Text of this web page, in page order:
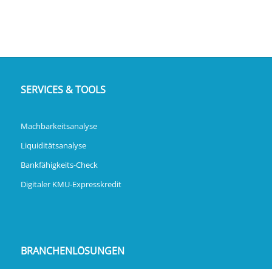
SERVICES & TOOLS
Machbarkeitsanalyse
Liquiditätsanalyse
Bankfähigkeits-Check
Digitaler KMU-Expresskredit
BRANCHENLÖSUNGEN